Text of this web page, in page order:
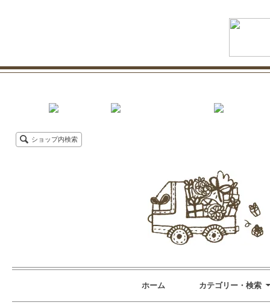
ショップ内検索
ホーム カテゴリー・検索